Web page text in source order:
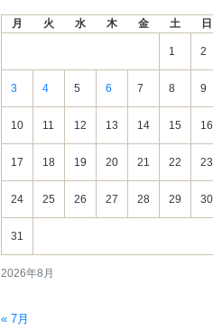
2026年8月
月 火 水 木 金 土 日
1 2
3 4 5 6 7 8 9
10 11 12 13 14 15 16
17 18 19 20 21 22 23
24 25 26 27 28 29 30
31
« 7月